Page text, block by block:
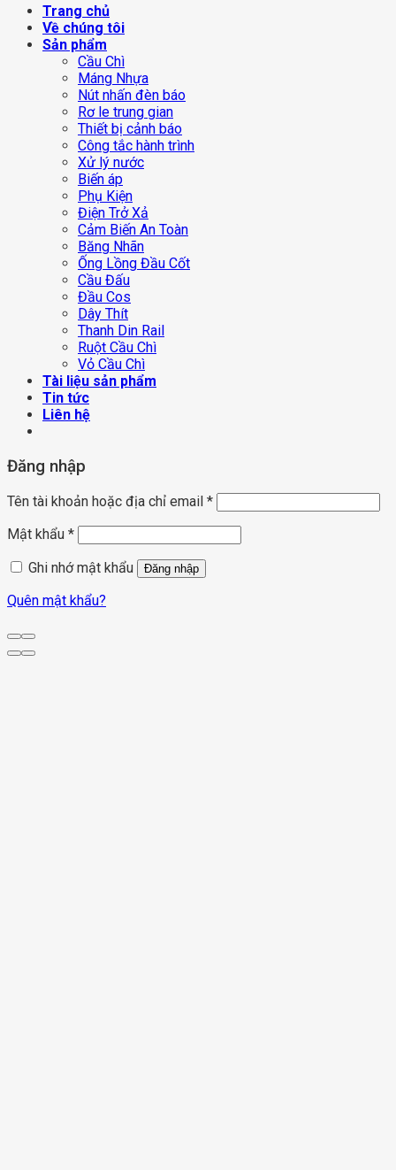
Trang chủ
Về chúng tôi
Sản phẩm
Cầu Chì
Máng Nhựa
Nút nhấn đèn báo
Rơ le trung gian
Thiết bị cảnh báo
Công tắc hành trình
Xử lý nước
Biến áp
Phụ Kiện
Điện Trở Xả
Cảm Biến An Toàn
Băng Nhãn
Ống Lồng Đầu Cốt
Cầu Đấu
Đầu Cos
Dây Thít
Thanh Din Rail
Ruột Cầu Chì
Vỏ Cầu Chì
Tài liệu sản phẩm
Tin tức
Liên hệ
Đăng nhập
Tên tài khoản hoặc địa chỉ email *
Mật khẩu *
Ghi nhớ mật khẩu
Đăng nhập
Quên mật khẩu?